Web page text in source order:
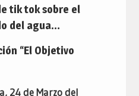
tik tok sobre el
del agua…
“El Objetivo
24 de Marzo del